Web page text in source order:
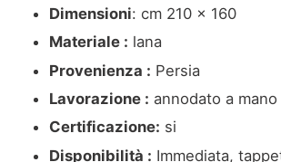
Dimensioni: cm 210 x 160
Materiale : lana
Provenienza : Persia
Lavorazione : annodato a mano
Certificazione: si
Disponibilità : Immediata,